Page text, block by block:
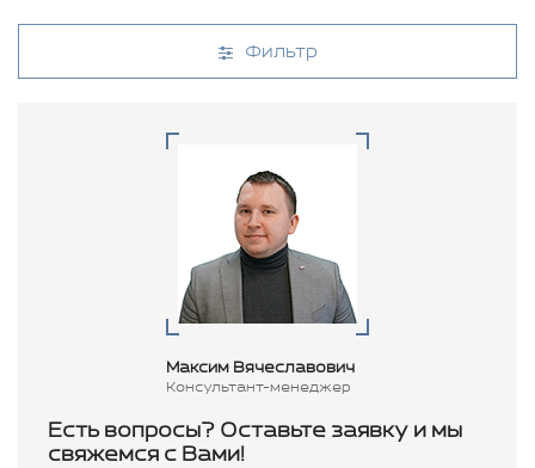
Фильтр
Максим Вячеславович
Консультант-менеджер
Есть вопросы? Оставьте заявку и мы
свяжемся с Вами!